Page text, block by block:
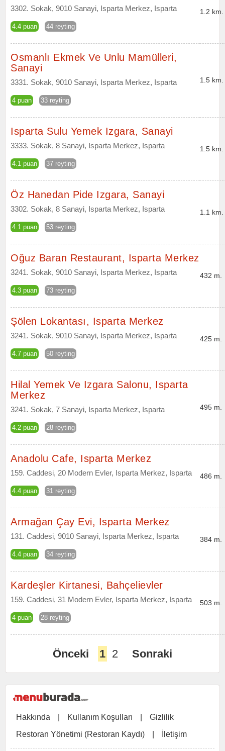
3302. Sokak, 9010 Sanayi, Isparta Merkez, Isparta
4.4 puan 44 reyting
1.2 km.
Osmanlı Ekmek Ve Unlu Mamülleri,
Sanayi
3331. Sokak, 9010 Sanayi, Isparta Merkez, Isparta
4 puan 33 reyting
1.5 km.
Isparta Sulu Yemek Izgara, Sanayi
3333. Sokak, 8 Sanayi, Isparta Merkez, Isparta
4.1 puan 37 reyting
1.5 km.
Öz Hanedan Pide Izgara, Sanayi
3302. Sokak, 8 Sanayi, Isparta Merkez, Isparta
4.1 puan 53 reyting
1.1 km.
Oğuz Baran Restaurant, Isparta Merkez
3241. Sokak, 9010 Sanayi, Isparta Merkez, Isparta
4.3 puan 73 reyting
432 m.
Şölen Lokantası, Isparta Merkez
3241. Sokak, 9010 Sanayi, Isparta Merkez, Isparta
4.7 puan 50 reyting
425 m.
Hilal Yemek Ve Izgara Salonu, Isparta
Merkez
3241. Sokak, 7 Sanayi, Isparta Merkez, Isparta
4.2 puan 28 reyting
495 m.
Anadolu Cafe, Isparta Merkez
159. Caddesi, 20 Modern Evler, Isparta Merkez, Isparta
4.4 puan 31 reyting
486 m.
Armağan Çay Evi, Isparta Merkez
131. Caddesi, 9010 Sanayi, Isparta Merkez, Isparta
4.4 puan 34 reyting
384 m.
Kardeşler Kirtanesi, Bahçelievler
159. Caddesi, 31 Modern Evler, Isparta Merkez, Isparta
4 puan 28 reyting
503 m.
Önceki 1 2 Sonraki
Hakkında Kullanım Koşulları
Gizlilik
Restoran Yönetimi (Restoran Kaydı)
İletişim